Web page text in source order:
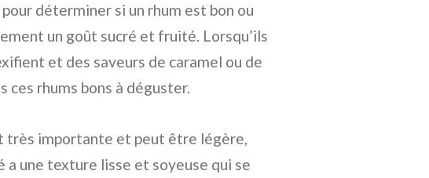
déterminer si un rhum est bon ou
un goût sucré et fruité. Lorsqu’ils
et des saveurs de caramel ou de
rhums bons à déguster.
très importante et peut être légère,
a une texture lisse et soyeuse qui se